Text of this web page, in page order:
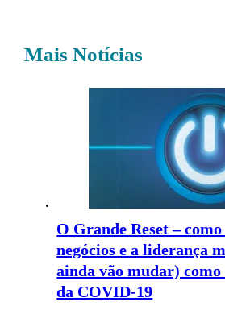
Mais Notícias
O Grande Reset –
negócios e a liderança
ainda vão mudar) como
da COVID-19